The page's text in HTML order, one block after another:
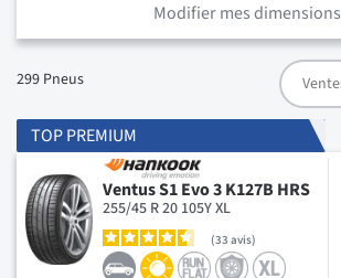
Modifier mes dimensions
299 Pneus
TOP PREMIUM
Ventus S1 Evo 3 K127B HRS
255/45 R 20 105Y XL
33 avis